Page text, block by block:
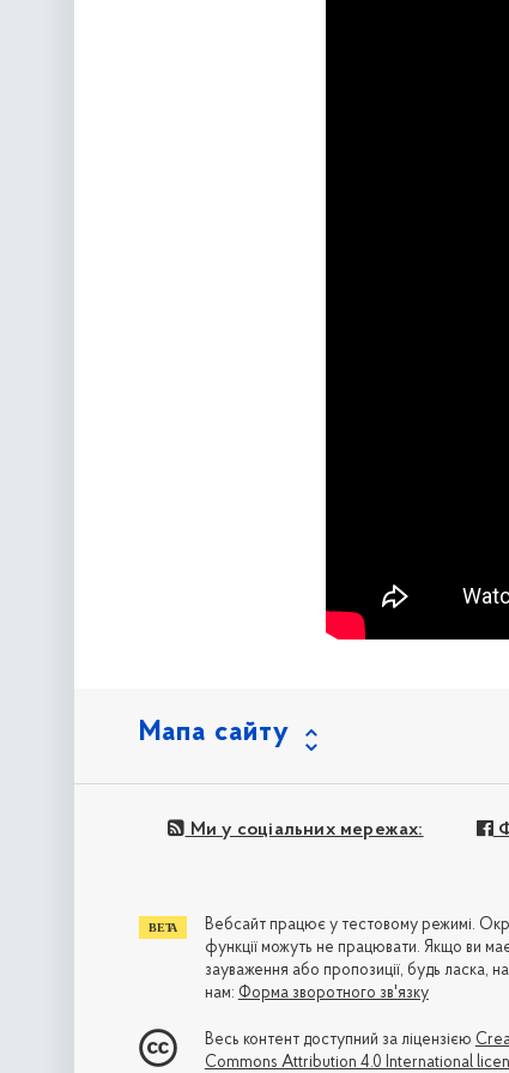
Мапа сайту
Ми у соціальних мережах:
Вебсайт працює у тестовому режимі.
функції можуть не працювати. Якщо ви
зауваження або пропозиції, будь ласка,
нам: Форма зворотного зв'язку
Весь контент доступний за ліцензією
Commons Attribution 4.0 International